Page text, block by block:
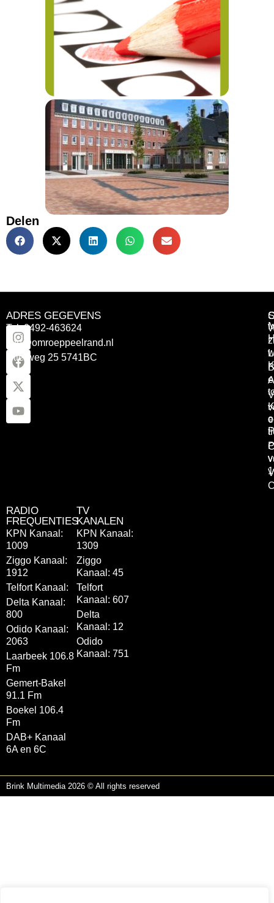
Delen
ADRES GEGEVENS
Tel: 0492-463624
info@omroeppeelrand.nl
Otterweg 25 5741BC
RADIO
FREQUENTIES
KPN Kanaal:
1009
Ziggo Kanaal:
1912
Telfort Kanaal:
Delta Kanaal:
800
Odido Kanaal:
2063
Laarbeek 106.8
Fm
Gemert-Bakel
91.1 Fm
Boekel 106.4
Fm
DAB+ Kanaal
6A en 6C
TV
KANALEN
KPN Kanaal:
1309
Ziggo
Kanaal: 45
Telfort
Kanaal: 607
Delta
Kanaal: 12
Odido
Kanaal: 751
Brink Multimedia 2026 © All rights reserved